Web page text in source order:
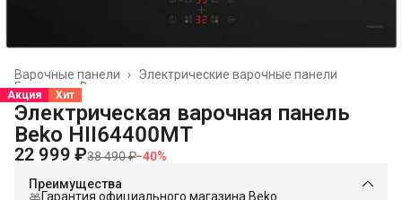
Электрические варочные панели
Варочные панели
›
Встраиваемая техника
Главная ›
Акция Хит
Электрическая варочная панель
Beko HII64400MT
22 999 ₽38 490 ₽−40%
Преимущества
Гарантия официального магазина Beko